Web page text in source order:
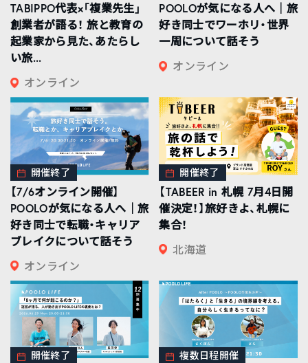
TABIPPO代表×「複業先生」
創業者が語る！ 旅と教育の
起業家から見た、あたらし
い旅...
オンライン
POOLOが気になる人へ｜旅
好き同士でワーホリ・世界
一周について話そう
オンライン
開催終了
【7/6オンライン開催】
POOLOが気になる人へ｜旅
好き同士で転職・キャリア
ブレイクについて話そう
オンライン
開催終了
【TABEER in 札幌 7月4日開
催決定！】旅好きよ、札幌に
集合！
北海道
開催終了 複数日程開催